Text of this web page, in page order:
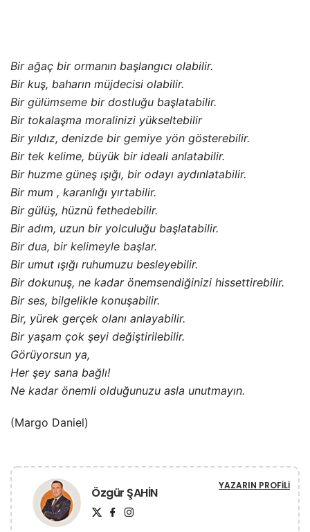
Bir ağaç bir ormanın başlangıcı olabilir.
Bir kuş, baharın müjdecisi olabilir.
Bir gülümseme bir dostluğu başlatabilir.
Bir tokalaşma moralinizi yükseltebilir
Bir yıldız, denizde bir gemiye yön gösterebilir.
Bir tek kelime, büyük bir ideali anlatabilir.
Bir huzme güneş ışığı, bir odayı aydınlatabilir.
Bir mum , karanlığı yırtabilir.
Bir gülüş, hüznü fethedebilir.
Bir adım, uzun bir yolculuğu başlatabilir.
Bir dua, bir kelimeyle başlar.
Bir umut ışığı ruhumuzu besleyebilir.
Bir dokunuş, ne kadar önemsendiğinizi hissettirebilir.
Bir ses, bilgelikle konuşabilir.
Bir, yürek gerçek olanı anlayabilir.
Bir yaşam çok şeyi değiştirilebilir.
Görüyorsun ya,
Her şey sana bağlı!
Ne kadar önemli olduğunuzu asla unutmayın.
(Margo Daniel)
Özgür ŞAHİN YAZARIN PROFILI